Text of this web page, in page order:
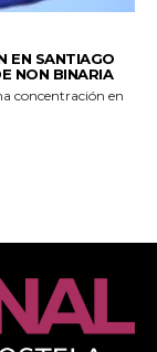
EN SANTIAGO
NON BINARIA
concentración en